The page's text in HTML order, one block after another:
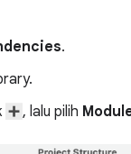
.
, lalu pilih